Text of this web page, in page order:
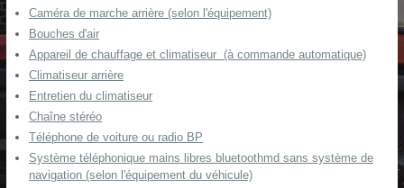
Caméra de marche arrière (selon l'équipement)
Bouches d'air
Appareil de chauffage et climatiseur (à commande automatique)
Climatiseur arrière
Entretien du climatiseur
Chaîne stéréo
Téléphone de voiture ou radio BP
Système téléphonique mains libres bluetoothmd sans système de
navigation (selon l'équipement du véhicule)